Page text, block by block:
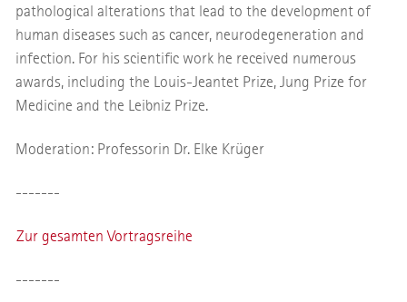
pathological alterations that lead to the development of
human diseases such as cancer, neurodegeneration and
infection. For his scientific work he received numerous
awards, including the Louis-Jeantet Prize, Jung Prize for
Medicine and the Leibniz Prize.
Moderation: Professorin Dr. Elke Krüger
-------
Zur gesamten Vortragsreihe
-------